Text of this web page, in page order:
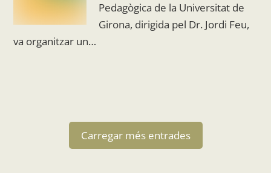
Pedagògica de la Universitat de
Girona, dirigida pel Dr. Jordi Feu,
va organitzar un…
Carregar més entrades